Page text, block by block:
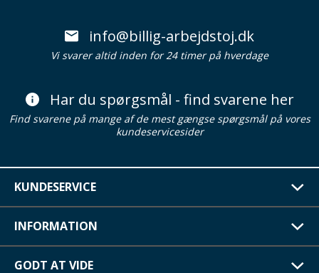
info@billig-arbejdstoj.dk
Vi svarer altid inden for 24 timer på hverdage
Har du spørgsmål - find svarene her
Find svarene på mange af de mest gængse spørgsmål på vores
kundeservicesider
KUNDESERVICE
INFORMATION
GODT AT VIDE